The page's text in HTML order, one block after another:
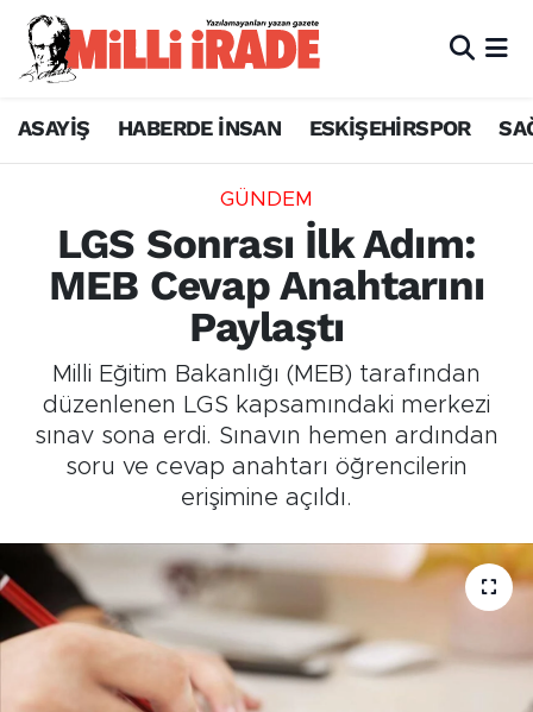
ASAYİŞ HABERDE İNSAN ESKİŞEHİRSPOR
GÜNDEM
LGS Sonrası İlk Adım:
MEB Cevap Anahtarını
Paylaştı
Milli Eğitim Bakanlığı (MEB) tarafından
düzenlenen LGS kapsamındaki merkezi
sınav sona erdi. Sınavın hemen ardından
soru ve cevap anahtarı öğrencilerin
erişimine açıldı.